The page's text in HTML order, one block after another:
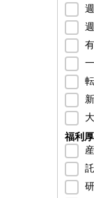
福利